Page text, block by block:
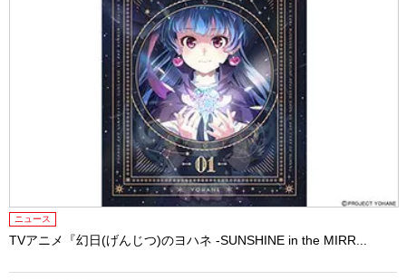
ニュース
TVアニメ『幻日(げんじつ)のヨハネ -SUNSHINE in the MIRR...